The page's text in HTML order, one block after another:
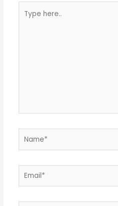
here..
Email*